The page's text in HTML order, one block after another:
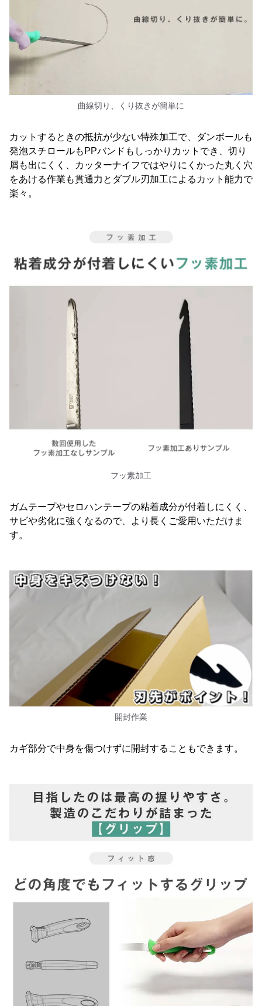
曲線切り、くり抜きが簡単に
カットするときの抵抗が少ない特殊加工で、ダンボールも
発泡スチロールもPPバンドもしっかりカットでき、切り
屑も出にくく、カッターナイフではやりにくかった丸く穴
をあける作業も貫通力とダブル刃加工によるカット能力で
楽々。
フッ素加工
ガムテープやセロハンテープの粘着成分が付着しにくく、
サビや劣化に強くなるので、より長くご愛用いただけま
す。
開封作業
カギ部分で中身を傷つけずに開封することもできます。